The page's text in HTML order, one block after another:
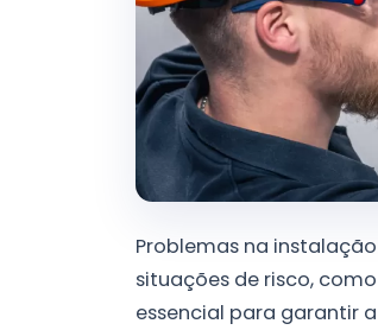
Problemas na
situações de risco,
essencial para garantir